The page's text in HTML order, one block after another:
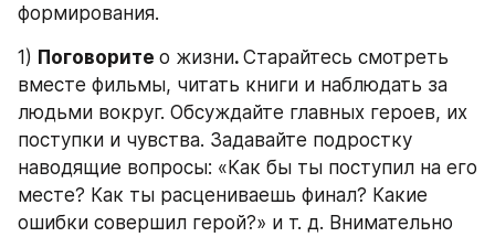
формирования.
1) Поговорите о жизни. Старайтесь смотреть
вместе фильмы, читать книги и наблюдать за
людьми вокруг. Обсуждайте главных героев, их
поступки и чувства. Задавайте подростку
наводящие вопросы: «Как бы ты поступил на его
месте? Как ты расцениваешь финал? Какие
ошибки совершил герой?» и т. д. Внимательно